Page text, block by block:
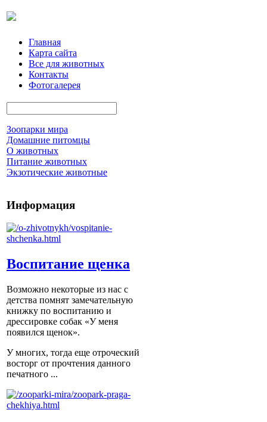
Главная
Карта сайта
Все для животных
Контакты
Фотогалерея
Зоопарки мира
Домашние питомцы
О животных
Питание животных
Экзотические животные
Информация
Воспитание щенка
Возможно некоторые из нас с
детства помнят замечательную
книжку по воспитанию и
дрессировке собак «У меня
появился щенок».
У многих, тогда еще отроческий
восторг от прочтения данного
печатного ...